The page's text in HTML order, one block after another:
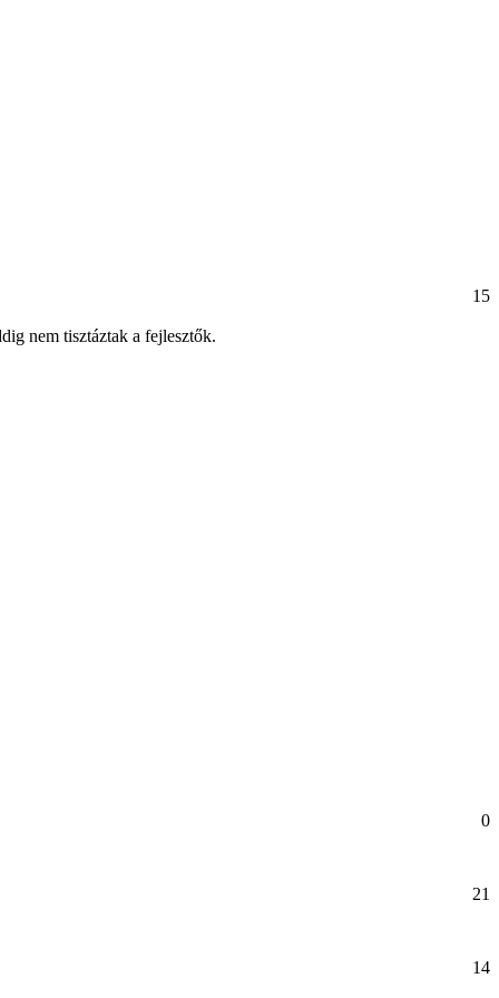
15
nem tisztáztak a fejlesztők.
0
21
14